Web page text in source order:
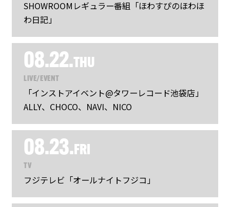
SHOWROOMレギュラー番組「ほわすぴのほわほ
わ日記」
08.22.THU
LIVE/EVENT
「インストアイベント@タワーレコード池袋店」
ALLY、CHOCO、NAVI、NICO
08.23.FRI
TV
フジテレビ「オールナイトフジコ」